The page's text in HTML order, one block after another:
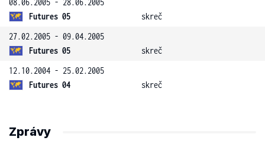
08.06.2005 - 28.06.2005
Futures 05
skreč
27.02.2005 - 09.04.2005
Futures 05
skreč
12.10.2004 - 25.02.2005
Futures 04
skreč
Zprávy